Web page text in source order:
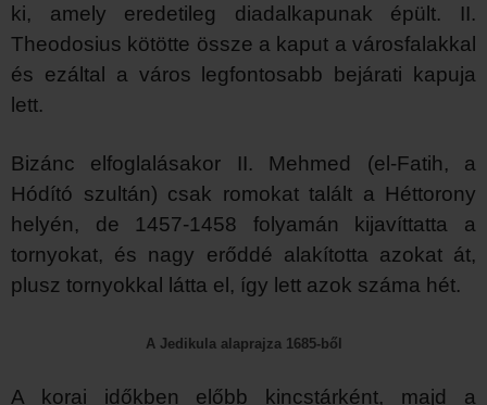
ki, amely eredetileg diadalkapunak épült. II.
Theodosius kötötte össze a kaput a városfalakkal
és ezáltal a város legfontosabb bejárati kapuja
lett.
Bizánc elfoglalásakor II. Mehmed (el-Fatih, a
Hódító szultán) csak romokat talált a Héttorony
helyén, de 1457-1458 folyamán kijavíttatta a
tornyokat, és nagy erőddé alakította azokat át,
plusz tornyokkal látta el, így lett azok száma hét.
A Jedikula alaprajza 1685-ből
A korai időkben előbb kincstárként, majd a